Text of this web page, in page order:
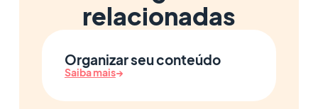
relacionadas
Organizar seu conteúdo
Saiba mais→